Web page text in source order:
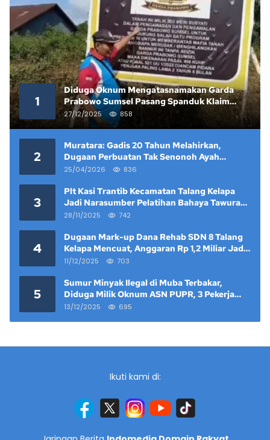
1
Diduga Oknum Mengatasnamakan Garda
Prabowo Sumsel Pasang Spanduk Klaim
Lahan yang Telah Diputus Pengadilan
27/12/2025 858
2
Muratara: Gadis 20 Tahun Melahirkan,
Dugaan Perbuatan Tak Senonoh Ayah
Kandung Mencuat
25/04/2026 836
3
Plt Kasi Trantib Kecamatan Talang Kelapa
Jadi Narasumber Pelatihan Bahaya Tawuran
dan Narkoba di Keramat Raya
28/11/2025 742
4
Dugaan Mark-up Dana Rehab SDN 8 Talang
Kelapa Mencuat, Anggaran Rp 1,2 Miliar Jadi
Sorotan
11/12/2025 703
5
Sumur Minyak Ilegal di Muba Terbakar,
Diduga Milik Oknum ASN PUPR, 3 Pekerja
Tewas
13/12/2025 695
Ikuti kami di: